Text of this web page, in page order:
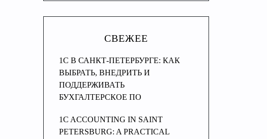
СВЕЖЕЕ
1С В САНКТ-ПЕТЕРБУРГЕ: КАК
ВЫБРАТЬ, ВНЕДРИТЬ И
ПОДДЕРЖИВАТЬ
БУХГАЛТЕРСКОЕ ПО
1C ACCOUNTING IN SAINT
PETERSBURG: A PRACTICAL